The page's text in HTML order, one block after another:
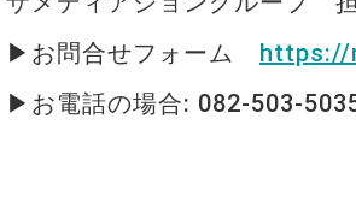
▶お問合せフォーム https://
▶お電話の場合: 082-503-